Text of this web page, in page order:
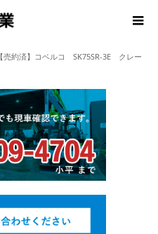
【売約済】コベルコ SK75SR-3E クレー